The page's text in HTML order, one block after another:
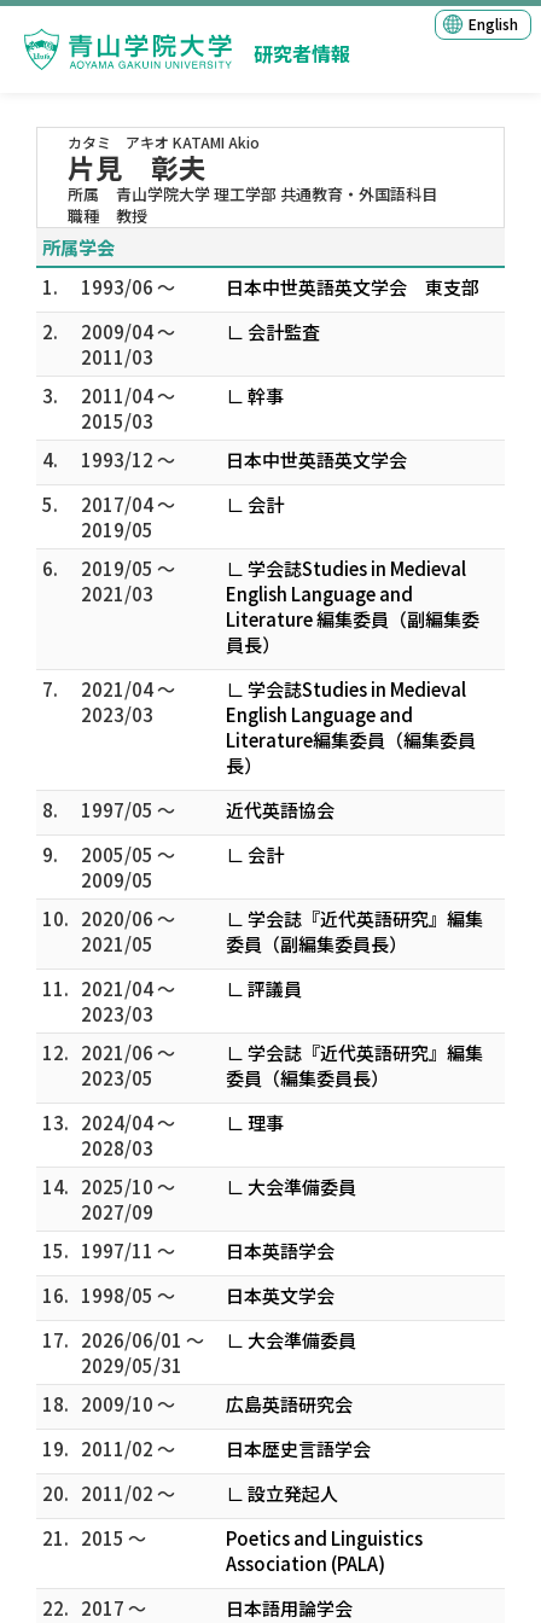
研究者情報
English
カタミ アキオ KATAMI Akio
片見 彰夫
所属
青山学院大学 理工学部 共通教育・外国語科目
職種
教授
所属学会
1.
1993/06 ～
日本中世英語英文学会 東支部
2.
2009/04 ～
2011/03
∟ 会計監査
3.
2011/04 ～
2015/03
∟ 幹事
4. 1993/12 ～
日本中世英語英文学会
5.
2017/04 ～
2019/05
∟ 会計
6.
2019/05 ～
2021/03
∟ 学会誌Studies in Medieval
English Language and
Literature 編集委員（副編集委
員長）
7.
2021/04 ～
2023/03
∟ 学会誌Studies in Medieval
English Language and
Literature編集委員（編集委員
長）
8.
1997/05 ～
近代英語協会
9.
2005/05 ～
2009/05
∟ 会計
10. 2020/06 ～
2021/05
∟ 学会誌『近代英語研究』編集
委員（副編集委員長）
11. 2021/04 ～
2023/03
∟ 評議員
12. 2021/06 ～
2023/05
∟ 学会誌『近代英語研究』編集
委員（編集委員長）
13. 2024/04 ～
2028/03
∟ 理事
14. 2025/10 ～
2027/09
∟ 大会準備委員
15. 1997/11 ～
日本英語学会
16. 1998/05 ～
日本英文学会
17. 2026/06/01 ～
2029/05/31
∟ 大会準備委員
18. 2009/10 ～
広島英語研究会
19. 2011/02 ～
日本歴史言語学会
20. 2011/02 ～
∟ 設立発起人
21. 2015 ～
Poetics and Linguistics
Association (PALA)
22. 2017 ～ 日本語用論学会